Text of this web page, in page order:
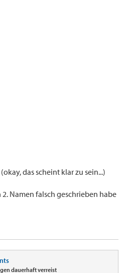
das scheint klar zu sein...)
Namen falsch geschrieben habe
dauerhaft verreist